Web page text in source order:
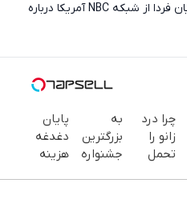
انتشار پیام مهم مسعود پزشکیان فردا از شبکه NBC آمریکا درباره
چرا درد
زانو را
تحمل
به
بزرگترین
جشنواره
پایان
دغدغه
هزینه